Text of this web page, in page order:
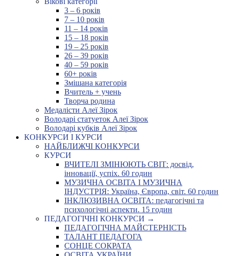
3 – 6 років
7 – 10 років
11 – 14 років
15 – 18 років
19 – 25 років
26 – 39 років
40 – 59 років
60+ років
Змішана категорія
Вчитель + учень
Творча родина
Медалісти Алеї Зірок
Володарі статуеток Алеї Зірок
Володарі кубків Алеї Зірок
КОНКУРСИ І КУРСИ
НАЙБЛИЖЧІ КОНКУРСИ
КУРСИ
ВЧИТЕЛІ ЗМІНЮЮТЬ СВІТ: досвід,
інновації, успіх. 60 годин
МУЗИЧНА ОСВІТА І МУЗИЧНА
ІНДУСТРІЯ: Україна, Європа, світ. 60 годин
ІНКЛЮЗИВНА ОСВІТА: педагогічні та
психологічні аспекти. 15 годин
ПЕДАГОГІЧНІ КОНКУРСИ →
ПЕДАГОГІЧНА МАЙСТЕРНІСТЬ
ТАЛАНТ ПЕДАГОГА
СОНЦЕ СОКРАТА